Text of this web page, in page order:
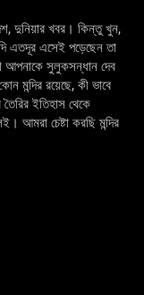
দুনিয়ার খবর। কিন্তু খুন,
এতদূর এসেই পড়েছেন তা
আপনাকে সুলুকসন্ধান দেব
মন্দির রয়েছে, কী ভাবে
ইতিহাস থেকে
আমরা চেষ্টা করছি মন্দির